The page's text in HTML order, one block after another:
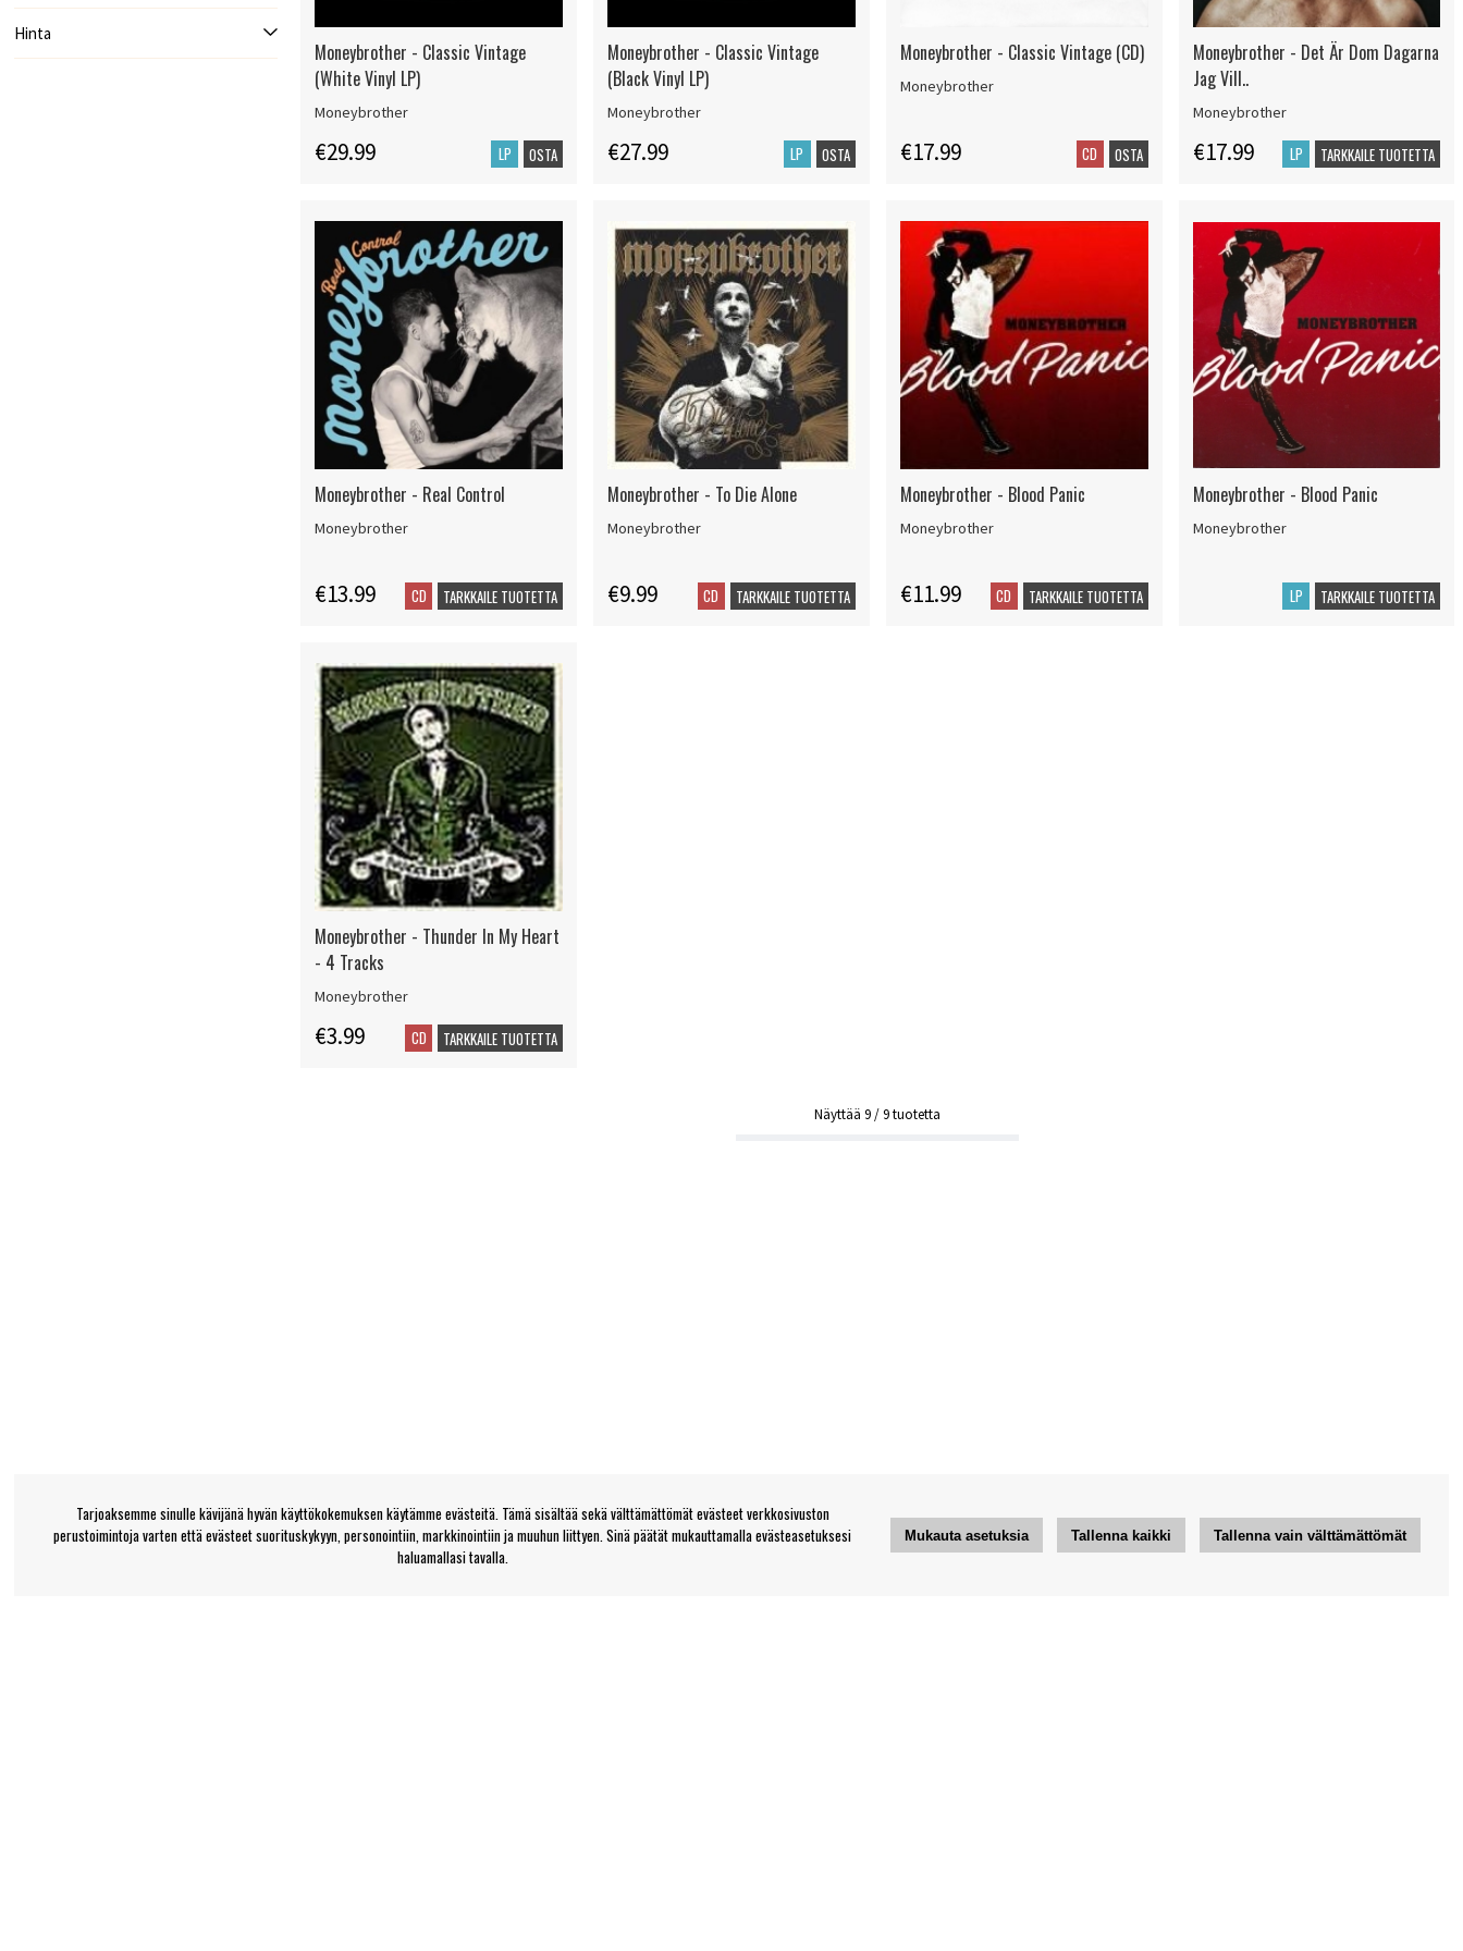
Hinta
Moneybrother - Classic Vintage
(White Vinyl LP)
Moneybrother
€29.99 LP OSTA
Moneybrother - Classic Vintage
(Black Vinyl LP)
Moneybrother
€27.99 LP OSTA
Moneybrother - Classic Vintage (CD)
Moneybrother
€17.99 CD OSTA
Moneybrother - Det Är Dom Dagarna
Jag Vill..
Moneybrother
€17.99 LP TARKKAILE TUOTETTA
Moneybrother - Real Control
Moneybrother
€13.99 CD TARKKAILE TUOTETTA
Moneybrother - To Die Alone
Moneybrother
€9.99 CD TARKKAILE TUOTETTA
Moneybrother - Blood Panic
Moneybrother
€11.99 CD TARKKAILE TUOTETTA
Moneybrother - Blood Panic
Moneybrother
LP TARKKAILE TUOTETTA
Moneybrother - Thunder In My Heart
- 4 Tracks
Moneybrother
€3.99 CD TARKKAILE TUOTETTA
Näyttää9/9tuotetta
Tarjoaksemme sinulle kävijänä hyvän käyttökokemuksen käytämme evästeitä. Tämä sisältää sekä välttämättömät evästeet verkkosivuston
perustoimintoja varten että evästeet suorituskykyyn, personointiin, markkinointiin ja muuhun liittyen. Sinä päätät mukauttamalla evästeasetuksesi
haluamallasi tavalla.
Mukauta asetuksia Tallenna kaikki Tallenna vain välttämättömät